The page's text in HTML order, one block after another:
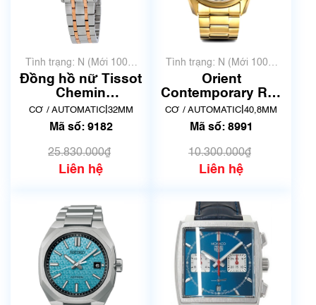
Tình trạng: N (Mới 100%
chưa qua sử dụng)
Đồng hồ nữ Tissot
Chemin
DeTourelles
Powermatic 80
| Mã số 9182
CƠ / AUTOMATIC| 32MM
Mã số: 9182
25.830.000₫
Liên hệ
Tình trạng: N (Mới 100%
chưa qua sử dụng)
Orient
Contemporary RN-
AR0007S | F6S2-
UAA0 | Mã số 8991
CƠ / AUTOMATIC 40,8MM
Mã số: 8991
10.300.000₫
Liên hệ